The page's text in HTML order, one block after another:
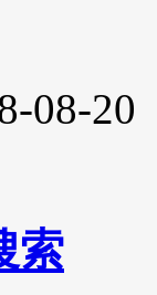
08-20
索